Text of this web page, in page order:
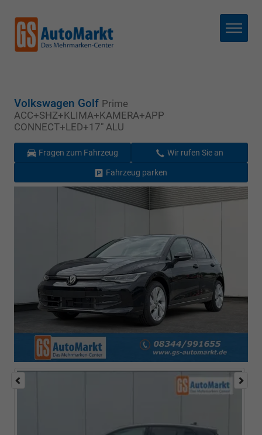
Menü
Volkswagen Golf Prime
ACC+SHZ+KLIMA+KAMERA+APP
CONNECT+LED+17" ALU
Fragen zum Fahrzeug Wir rufen Sie an
Fahrzeug parken